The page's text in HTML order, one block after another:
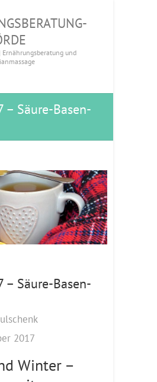
Ernährungsberatung und
– Säure-Basen-
– Säure-Basen-
2017
Winter –